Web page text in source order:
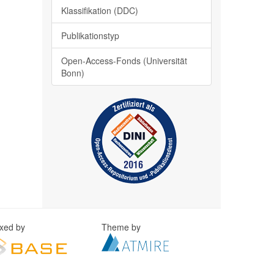
Klassifikation (DDC)
Publikationstyp
Open-Access-Fonds (Universität
Bonn)
by Theme by